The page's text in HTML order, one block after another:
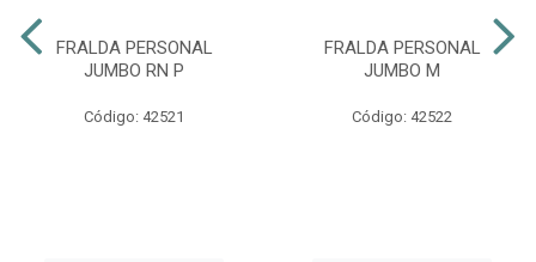
FRALDA PERSONAL
JUMBO RN P
Código: 42521
FRALDA PERSONAL
JUMBO M
Código: 42522